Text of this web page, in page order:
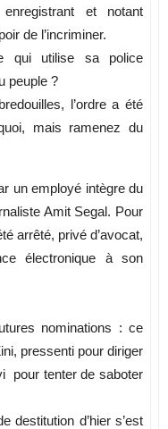
et notant
de l’incriminer.
qui utilise sa police
peuple ?
l’ordre a été
mais ramenez du
un employé intègre du
Amit Segal. Pour
arrêté, privé d’avocat,
électronique à son
nominations : ce
pressenti pour diriger
pour tenter de saboter
destitution d’hier s’est